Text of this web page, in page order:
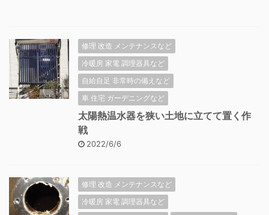
修理 改造 メンテナンスなど
冷暖房 家電 調理器具など
自給自足 非常時の備えなど
車 住宅 ガーデニングなど
太陽熱温水器を狭い土地に立てて置く作
戦
2022/6/6
修理 改造 メンテナンスなど
冷暖房 家電 調理器具など